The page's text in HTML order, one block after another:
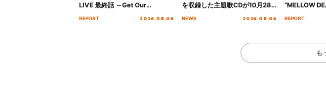
LIVE 最終話 ～Get Our
REPORT 2026.08.06
を収録した主題歌CDが10月28
NEWS 2026.08.06
“MELLOW
REPORT
も